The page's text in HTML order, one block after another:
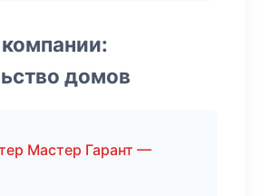
домов
Мастер Гарант —